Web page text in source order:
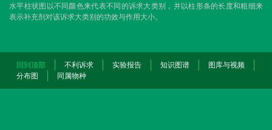
水平柱状图以不同颜色来代表不同的诉求大类别，并以柱形条的长度和粗细来
表示补充剂对该诉求大类别的功效与作用大小。
回到顶部 不利诉求 实验报告 知识图谱
图库与视频
分布图
同属物种